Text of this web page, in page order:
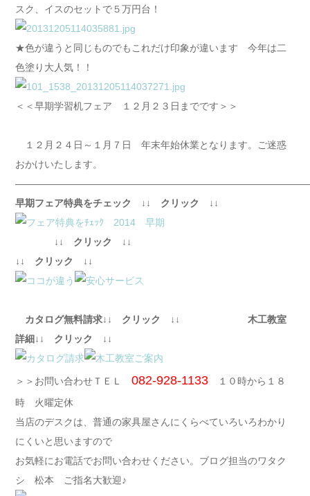
スク、イスのセットで５万円台！
★色が違うと同じものでもこれだけ印象が違います 今年は二
色塗り大人気！！
＜＜早期学習机フェア １２月２３日までです＞＞
１２月２４日～１月７日 年末年始休業となります。ご迷惑
おかけいたします。
早期フェア特典をチェック ↓↓ クリック ↓↓
↓↓ クリック ↓↓
↓↓ クリック ↓↓
カタログ無料請求↓↓ クリック ↓↓ 木工教室
詳細↓↓ クリック ↓↓
＞＞お問い合わせＴＥＬ 082-928-1133
１０時から１８
時 火曜定休
当店のデスクは、普通の家具屋さんにくらべていろいろわかり
にくいと思いますので
お気軽にお電話でお問い合わせください。ブログ担当のワタク
シ 松本 ご指名大歓迎♪